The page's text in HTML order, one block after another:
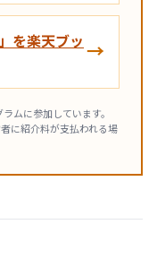
を楽天ブッ →
ムに参加しています。
に紹介料が支払われる場